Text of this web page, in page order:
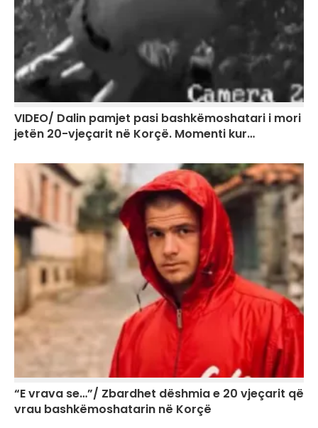
VIDEO/ Dalin pamjet pasi bashkëmoshatari i mori
jetën 20-vjeçarit në Korçë. Momenti kur…
“E vrava se…”/ Zbardhet dëshmia e 20 vjeçarit që
vrau bashkëmoshatarin në Korçë